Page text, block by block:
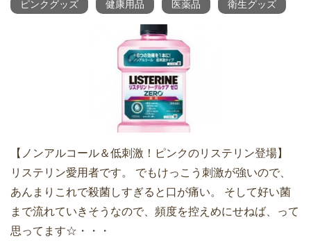
ピンクグッズ 健康用品 医薬品 衛生グッズ
【ノンアルコール＆低刺激！ピンクのリステリン登場】
リステリン愛用者です。 でもけっこう刺激が強いので、
あんまりこれで殺菌しすぎると口が痛い。 そして好い菌
まで流れていきそうなので、頻度を控えめにせねば、って
思ってます☆・・・